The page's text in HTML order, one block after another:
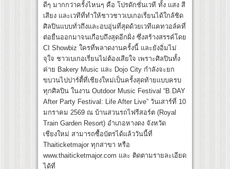
ดีๆ มากกว่าครั้งไหนๆ คือ โปรดักชั่นเวที ทั้ง แสง สี
เสียง และเวทีที่ทำให้ชาวชาวเบเกอเรี่ยนได้ใกล้ชิด
ศิลปินแบบทั่วถึงและอบอุ่นที่สุดด้วยเวทีแคทวอล์คที่
ต่อยื่นออกมาจนเกือบถึงสุดอีกฝั่ง ซึ่งสร้างสรรค์โดย
CI Showbiz ใครที่พลาดงานครั้งนี้ และยังอิ่มไม่
จุใจ ชาวเบเกอเรี่ยนไม่ต้องเสียใจ เพราะศิลปินทั้ง
ค่าย Bakery Music และ Dojo City กำลังจะยก
ขบวนไปปาร์ตี้ที่เชียงใหม่เป็นครั้งสุดท้ายแบบครบ
ทุกศิลปิน ในงาน Outdoor Music Festival “B.DAY
After Party Festival: Life After Live” วันเสาร์ที่ 10
มกราคม 2569 ณ บ้านสวนรถไฟรีสอร์ต (Royal
Train Garden Resort) อำเภอหางดง จังหวัด
เชียงใหม่ สามารถซื้อบัตรได้แล้ววันนี้ที่
Thaiticketmajor ทุกสาขา หรือ
www.thaiticketmajor.com และ ติดตามรายละเอียด
ได้ที่